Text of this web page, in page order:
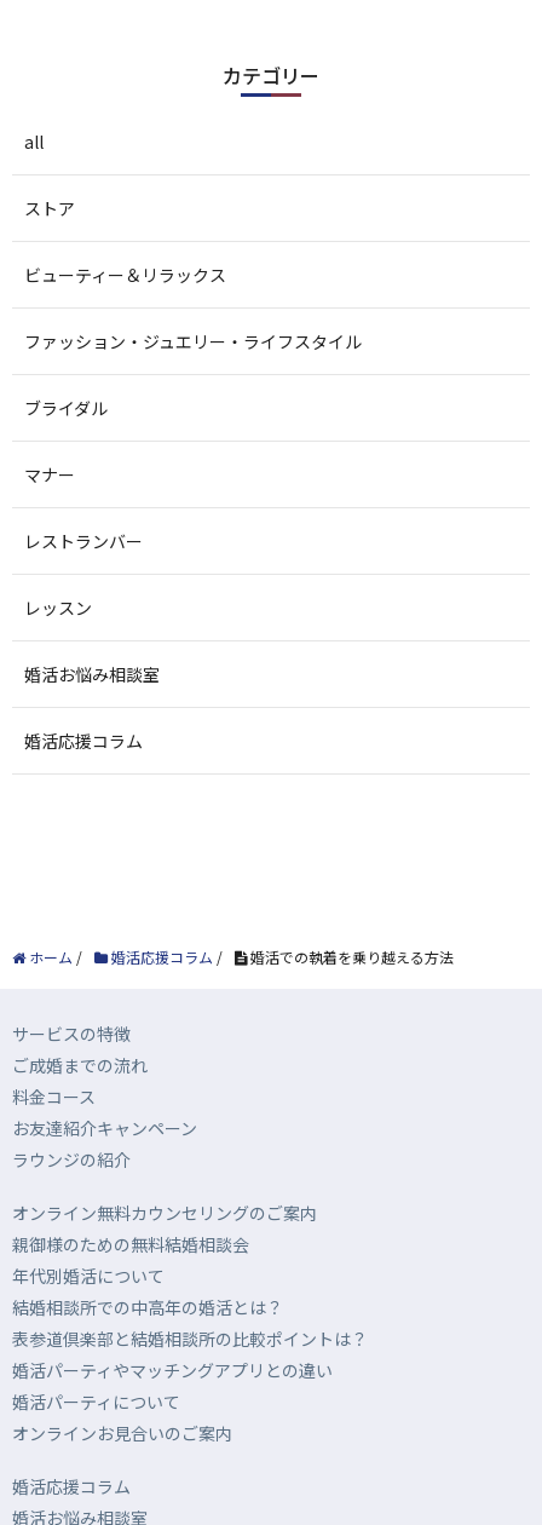
カテゴリー
all
ストア
ビューティー＆リラックス
ファッション・ジュエリー・ライフスタイル
ブライダル
マナー
レストランバー
レッスン
婚活お悩み相談室
婚活応援コラム
ホーム / 婚活応援コラム / 婚活での執着を乗り越える方法
サービスの特徴
ご成婚までの流れ
料金コース
お友達紹介キャンペーン
ラウンジの紹介
オンライン無料カウンセリングのご案内
親御様のための無料結婚相談会
年代別婚活について
結婚相談所での中高年の婚活とは？
表参道倶楽部と結婚相談所の比較ポイントは？
婚活パーティやマッチングアプリとの違い
婚活パーティについて
オンラインお見合いのご案内
婚活応援コラム
婚活お悩み相談室